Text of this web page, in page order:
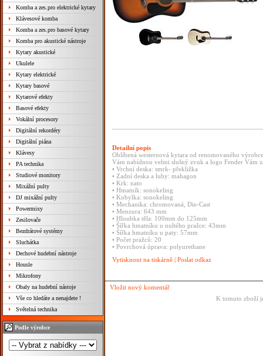
Komba a zes.pro elektrické kytary
Klávesové komba
Komba a zes.pro basové kytary
Komba pro akustické nástroje
Kytary akustické
Ukulele
Kytary elektrické
Kytary basové
Kytarové efekty
Basové efekty
Vokální procesory
Digitální rekordéry
Digitální piána
Klávesy
PA technika
Studiové monitory
Mixážní pulty
DJ mixážní pulty
Powermixy
Zesilovače
Bezdrátové systémy
Sluchátka
Dechové hudební nástroje
Housle
Mikrofony
Obaly na hudební nástoje
Vše co hledáte a nenajdete !
Světelná technika
Podle výrobce
Detailní popis
Oblíbená westernová kytara od renomovaného
Vám nabídnou velmi slušný zvuk a logo Fender Vám
• Vrchní deska: smrk- překližka
• Zadní deska a luby: mahagon
• Krk: nato
• Hmatník: sonokeling
• Kobylka: sonokeling
• Mechanika: chromovaná, Die-Cast
• Menzura: 643 mm
• Hloubka těla: 100mm do 125mm
• Šířka hmatníku u nultého pražce: 43mm
• Šířka hmatníku u paty: 57mm
• Počet pražců: 20
• Povrchová úprava: polyurethane
Vytisknout na tiskárně | Poslat odkaz
Vložit nový komentář
K tomuto zboží